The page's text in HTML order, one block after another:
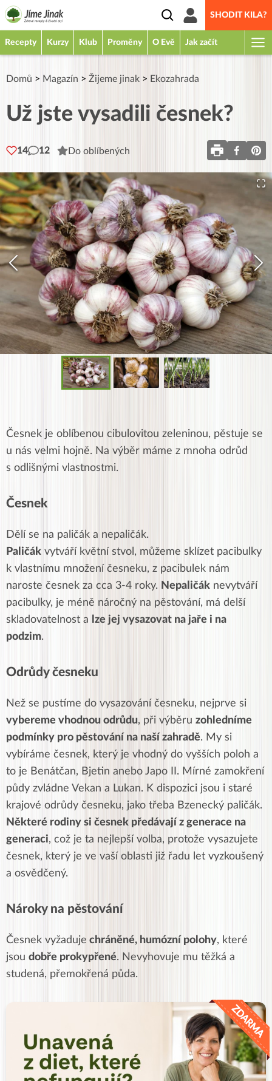
SHODIT KILA?
Recepty Kurzy Klub Proměny O Evě Jak začít
Domů > Magazín > Žijeme jinak > Ekozahrada
Už jste vysadili česnek?
14 12 Do oblíbených
Česnek je oblíbenou cibulovitou zeleninou, pěstuje se
u nás velmi hojně. Na výběr máme z mnoha odrůd
s odlišnými vlastnostmi.
Česnek
Dělí se na paličák a nepaličák.
Paličák vytváří květní stvol, můžeme sklízet pacibulky
k vlastnímu množení česneku, z pacibulek nám
naroste česnek za cca 3-4 roky. Nepaličák nevytváří
pacibulky, je méně náročný na pěstování, má delší
skladovatelnost a
lze jej vysazovat na jaře i na
podzim.
Odrůdy česneku
Než se pustíme do vysazování česneku, nejprve si
vybereme vhodnou odrůdu, při výběru zohledníme
podmínky pro pěstování na naší zahradě. My si
vybíráme česnek, který je vhodný do vyšších poloh a
to je Benátčan, Bjetin anebo Japo II . Mírné zamokření
půdy zvládne Vekan a Lukan. K dispozici jsou i staré
krajové odrůdy česneku, jako třeba Bzenecký paličák.
Některé rodiny si česnek předávají z generace na
generaci, což je ta nejlepší volba, protože vysazujete
česnek, který je ve vaší oblasti již řadu let vyzkoušený
a osvědčený.
Nároky na pěstování
Česnek vyžaduje chráněné, humózní polohy, které
jsou dobře prokypřené. Nevyhovuje mu těžká a
studená, přemokřená půda.